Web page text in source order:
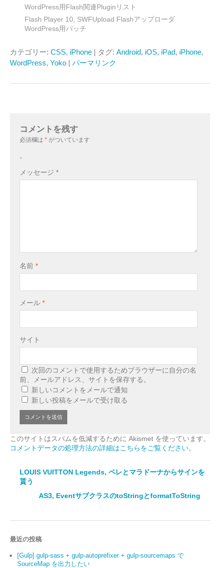
WordPress用Flash関連Pluginリスト
Flash Player 10, SWFUpload Flashアップローダ
WordPress用パッチ
カテゴリー: CSS, iPhone | タグ: Android, iOS, iPad, iPhone,
WordPress, Yoko | パーマリンク
コメントを残す
必須欄は * がついています
。
メッセージ *
名前 *
メール *
サイト
次回のコメントで使用するためブラウザーに自分の名
前、メールアドレス、サイトを保存する。
新しいコメントをメールで通知
新しい投稿をメールで受け取る
このサイトはスパムを低減するために Akismet を使っています。
コメントデータの処理方法の詳細はこちらをご覧ください。
LOUIS VUITTON Legends, ペレとマラドーナからサインを
貰う
AS3, EventサブクラスのtoStringとformatToString
最近の投稿
[Gulp] gulp-sass + gulp-autoprefixer + gulp-sourcemaps で
SourceMap を出力したい